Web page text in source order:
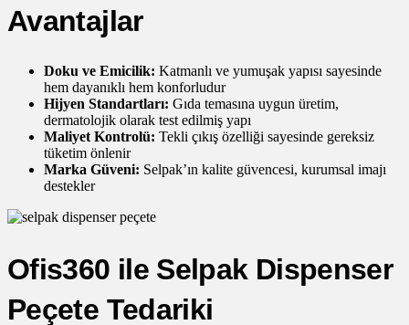
Avantajlar
Doku ve Emicilik: Katmanlı ve yumuşak yapısı sayesinde
hem dayanıklı hem konforludur
Hijyen Standartları: Gıda temasına uygun üretim,
dermatolojik olarak test edilmiş yapı
Maliyet Kontrolü: Tekli çıkış özelliği sayesinde gereksiz
tüketim önlenir
Marka Güveni: Selpak’ın kalite güvencesi, kurumsal imajı
destekler
Ofis360 ile Selpak Dispenser
Peçete Tedariki